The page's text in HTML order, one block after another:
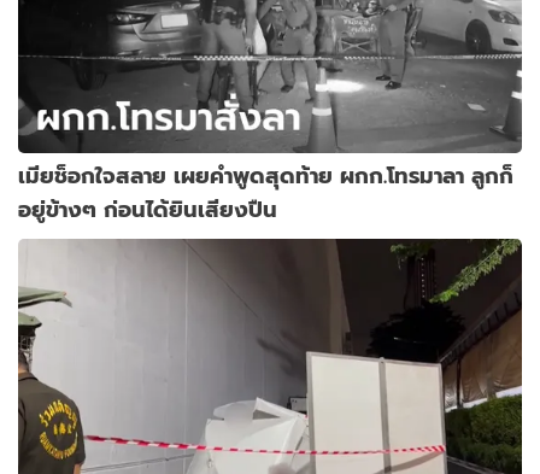
เมียช็อกใจสลาย เผยคำพูดสุดท้าย ผกก.โทรมาลา ลูกก็
อยู่ข้างๆ ก่อนได้ยินเสียงปืน